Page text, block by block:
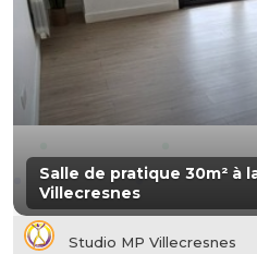
Salle de pratique 30m² à
Villecresnes
Studio MP Villecresnes